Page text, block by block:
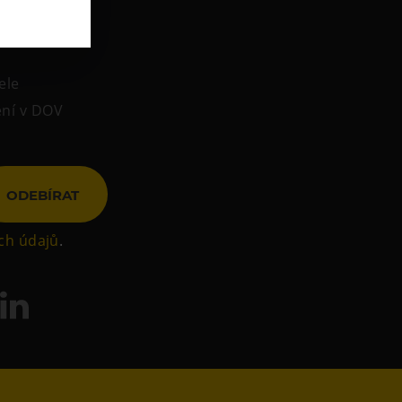
v DOV
ODEBÍRAT
údajů.